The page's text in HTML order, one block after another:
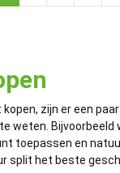
zijn er een
weten.
toepassen en
split het beste